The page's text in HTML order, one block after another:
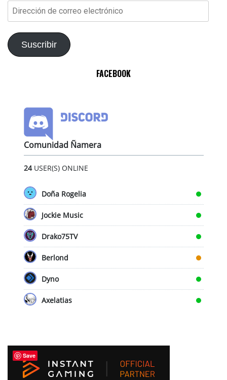
Dirección
de
electrónico
Suscribir
FACEBOOK
Comunidad Ñamera
24USER(S) ONLINE
Doña Rogelia
Jockie Music
Drako75TV
Berlond
Dyno
Axelatias
Save